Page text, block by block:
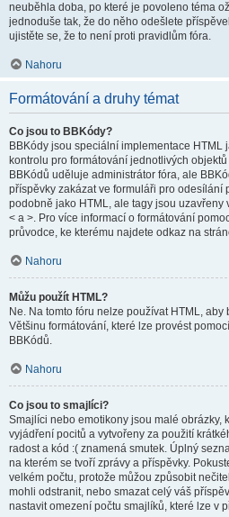
neuběhla doba, po které je povoleno téma
jednoduše tak, že do něho odešlete
ujistěte se, že to není proti pravidlům fóra.
Nahoru
Formátování a druhy témat
Co jsou to BBKódy?
BBKódy jsou speciální implementace HTML
kontrolu pro formátování jednotlivých
BBKódů uděluje administrátor fóra, ale
příspěvky zakázat ve formuláři pro odesílání
podobně jako HTML, ale tagy jsou uzavřeny
< a >. Pro více informací o formátování
průvodce, ke kterému najdete odkaz na
Nahoru
Můžu použít HTML?
Ne. Na tomto fóru nelze používat HTML,
Většinu formátování, které lze provést
BBKódů.
Nahoru
Co jsou to smajlíci?
Smajlíci nebo emotikony jsou malé obrázky,
vyjádření pocitů a vytvořeny za použití
radost a kód :( znamená smutek. Úplný
na kterém se tvoří zprávy a příspěvky.
velkém počtu, protože můžou způsobit
mohli odstranit, nebo smazat celý váš
nastavit omezení počtu smajlíků, které lze v